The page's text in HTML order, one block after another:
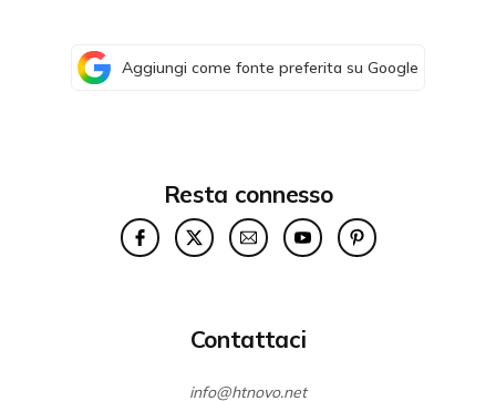
Aggiungi come fonte preferita su Google
Resta connesso
Contattaci
info@htnovo.net